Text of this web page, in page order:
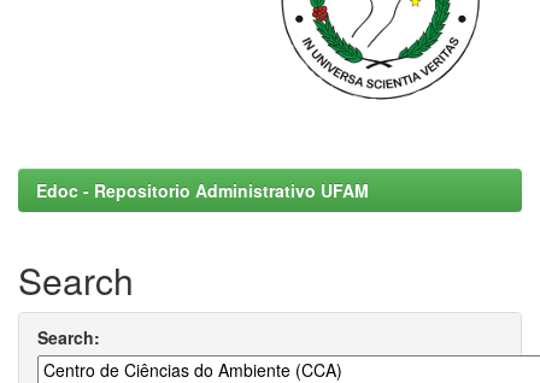
Edoc - Repositorio Administrativo UFAM
Search
Search: